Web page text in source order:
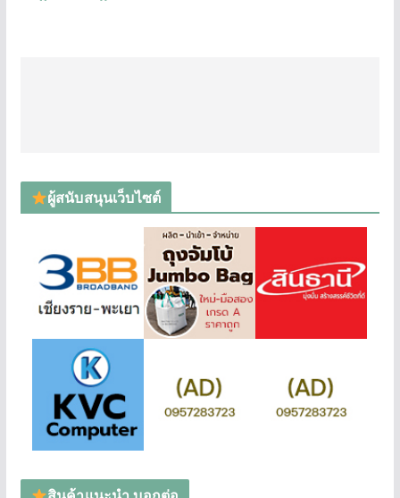
ผู้สนับสนุนเว็บไซต์